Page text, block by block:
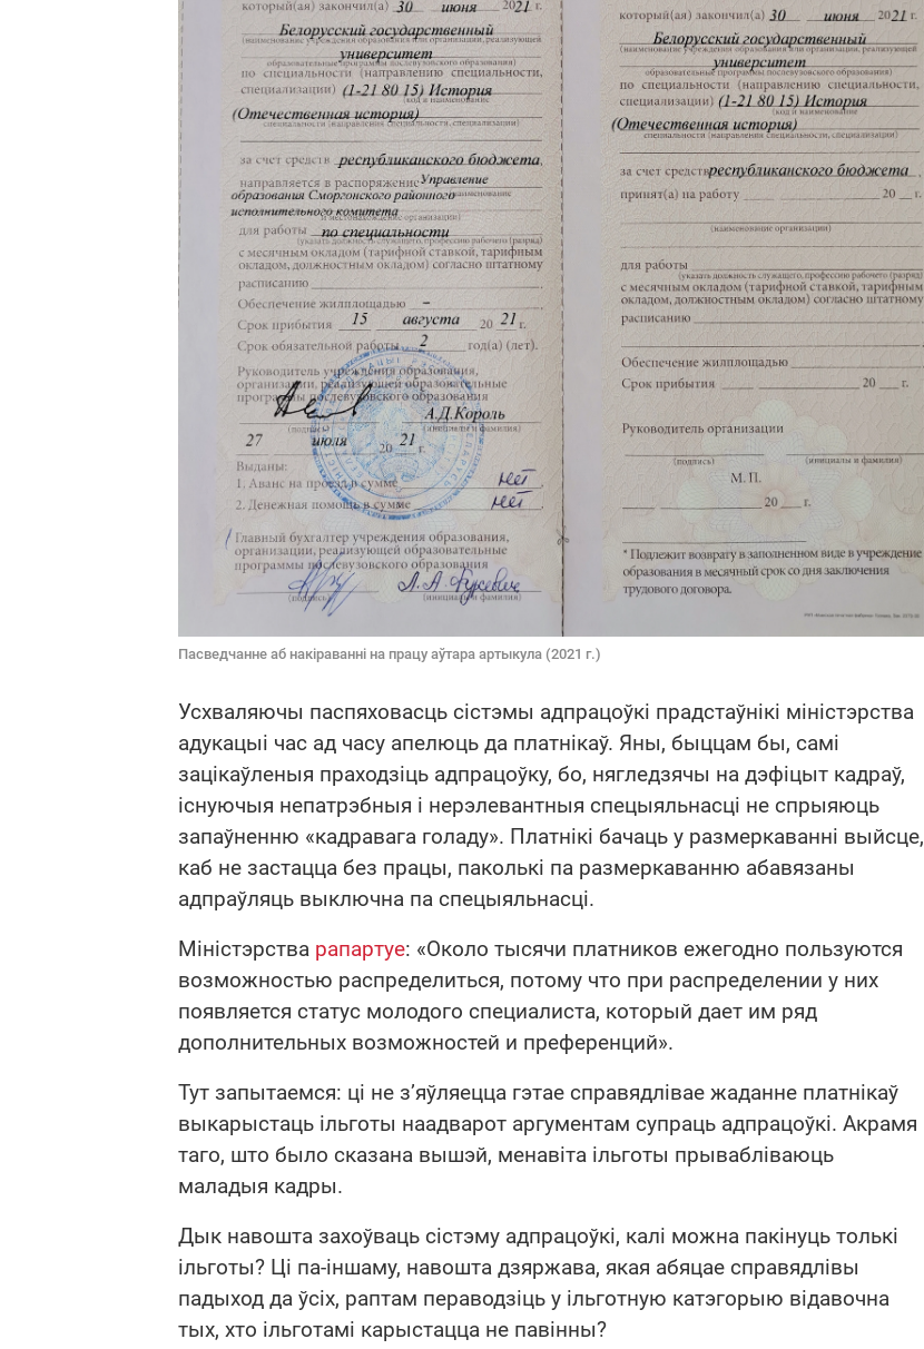
Пасведчанне аб накіраванні на працу аўтара артыкула (2021 г.)
Усхваляючы паспяховасць сістэмы адпрацоўкі прадстаўнікі міністэрства
адукацыі час ад часу апелюць да платнікаў. Яны, быццам бы, самі
зацікаўленыя праходзіць адпрацоўку, бо, нягледзячы на дэфіцыт кадраў,
існуючыя непатрэбныя і нерэлевантныя спецыяльнасці не спрыяюць
запаўненню «кадравага голаду». Платнікі бачаць у размеркаванні выйсце,
каб не застацца без працы, паколькі па размеркаванню абавязаны
адпраўляць выключна па спецыяльнасці.
Міністэрства рапартуе: «Около тысячи платников ежегодно пользуются
возможностью распределиться, потому что при распределении у них
появляется статус молодого специалиста, который дает им ряд
дополнительных возможностей и преференций».
Тут запытаемся: ці не з’яўляецца гэтае справядлівае жаданне платнікаў
выкарыстаць ільготы наадварот аргументам супраць адпрацоўкі. Акрамя
таго, што было сказана вышэй, менавіта ільготы прывабліваюць
маладыя кадры.
Дык навошта захоўваць сістэму адпрацоўкі, калі можна пакінуць толькі
ільготы? Ці па-іншаму, навошта дзяржава, якая абяцае справядлівы
падыход да ўсіх, раптам пераводзіць у ільготную катэгорыю відавочна
тых, хто ільготамі карыстацца не павінны?